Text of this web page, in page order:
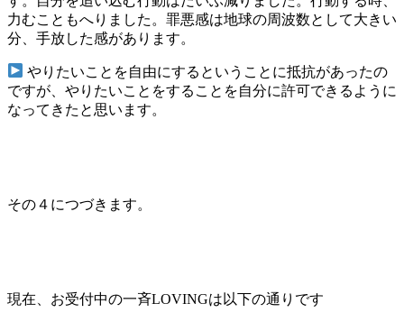
力むこともへりました。罪悪感は地球の周波数として大きい
分、手放した感があります。
やりたいことを自由にするということに抵抗があったの
ですが、やりたいことをすることを自分に許可できるように
なってきたと思います。
その４につづきます。
現在、お受付中の一斉LOVINGは以下の通りです